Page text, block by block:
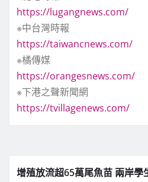
https://lugangnews.com/
※中台灣時報
https://taiwancnews.com/
※橘傳媒
https://orangesnews.com/
※下港之聲新聞網
https://tvillagenews.com/
增殖放流超65萬尾魚苗 兩岸學